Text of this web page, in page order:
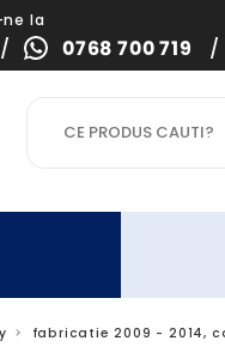
la
/ 0768 700 719 /
fabricatie 2009 - 2014,